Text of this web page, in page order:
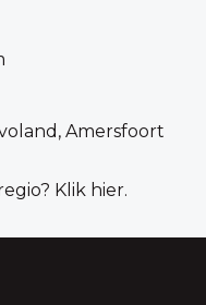
Amersfoort
Klik hier.